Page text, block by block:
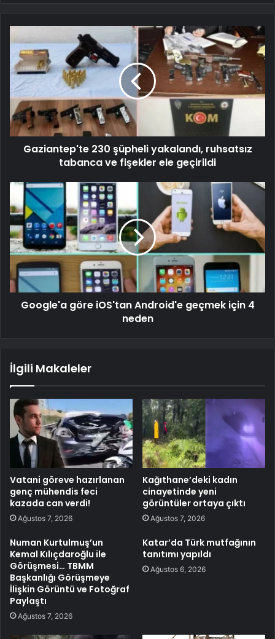
Gaziantep'te 230 şüpheli yakalandı, ruhsatsız
tabanca ve fişekler ele geçirildi
Google'a göre iOS'tan Android'e geçmek için 4
neden
İlgili Makaleler
Vatani göreve hazırlanan
genç mühendis feci
kazada can verdi!
Ağustos 7, 2026
Kağıthane’deki kadın
cinayetinde yeni
görüntüler ortaya çıktı
Ağustos 7, 2026
Numan Kurtulmuş’un
Kemal Kılıçdaroğlu ile
Görüşmesi… TBMM
Başkanlığı Görüşmeye
İlişkin Görüntü ve Fotoğraf
Paylaştı
Ağustos 7, 2026
Katar’da Türk mutfağının
tanıtımı yapıldı
Ağustos 6, 2026